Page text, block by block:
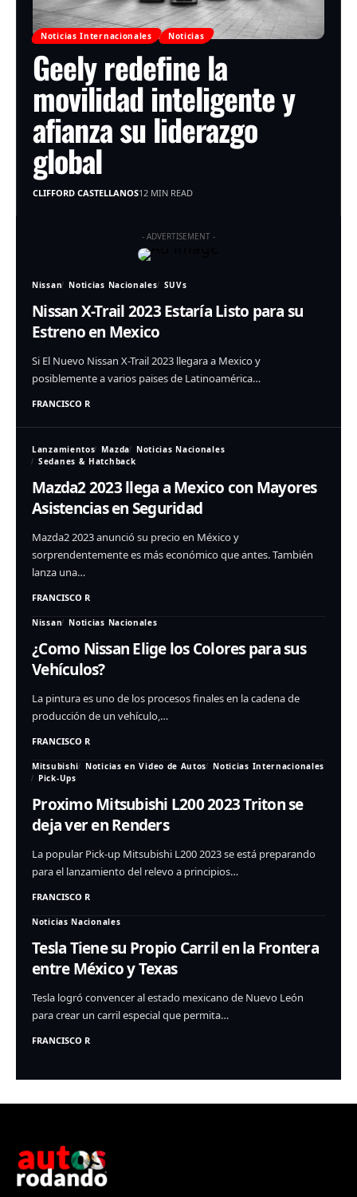
Noticias Internacionales Noticias
Geely redefine la
movilidad inteligente y
afianza su liderazgo
global
CLIFFORD CASTELLANOS12 MIN READ
- ADVERTISEMENT -
Nissan Noticias Nacionales SUVs
Nissan X-Trail 2023 Estaría Listo para su
Estreno en Mexico
Si El Nuevo Nissan X-Trail 2023 llegara a Mexico y
posiblemente a varios paises de Latinoamérica…
FRANCISCO R
Lanzamientos Mazda
Noticias Nacionales
Sedanes & Hatchback
Mazda2 2023 llega a Mexico con Mayores
Asistencias en Seguridad
Mazda2 2023 anunció su precio en México y
sorprendentemente es más económico que antes. También
lanza una…
FRANCISCO R
Nissan Noticias Nacionales
¿Como Nissan Elige los Colores para sus
Vehículos?
La pintura es uno de los procesos finales en la cadena de
producción de un vehículo,…
FRANCISCO R
Mitsubishi Noticias en Video de Autos
Noticias Internacionales
Pick-Ups
Proximo Mitsubishi L200 2023 Triton se
deja ver en Renders
La popular Pick-up Mitsubishi L200 2023 se está preparando
para el lanzamiento del relevo a principios…
FRANCISCO R
Noticias Nacionales
Tesla Tiene su Propio Carril en la Frontera
entre México y Texas
Tesla logró convencer al estado mexicano de Nuevo León
para crear un carril especial que permita…
FRANCISCO R